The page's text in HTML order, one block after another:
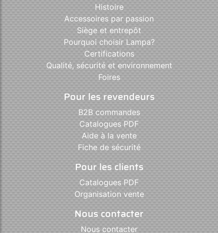
Histoire
Accessoires par passion
Siège et entrepôt
Pourquoi choisir Lampa?
Certifications
Qualité, sécurité et environnement
Foires
Pour les revendeurs
B2B commandes
Catalogues PDF
Aide à la vente
Fiche de sécurité
Pour les clients
Catalogues PDF
Organisation vente
Nous contacter
Nous contacter